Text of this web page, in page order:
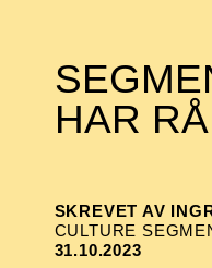
HAR
SKREVET AV
CULTURE
31.10.2023